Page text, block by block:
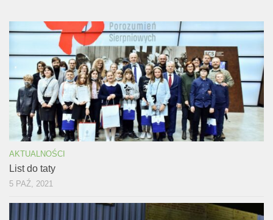
AKTUALNOŚCI
List do taty
5 PAŹ, 2021